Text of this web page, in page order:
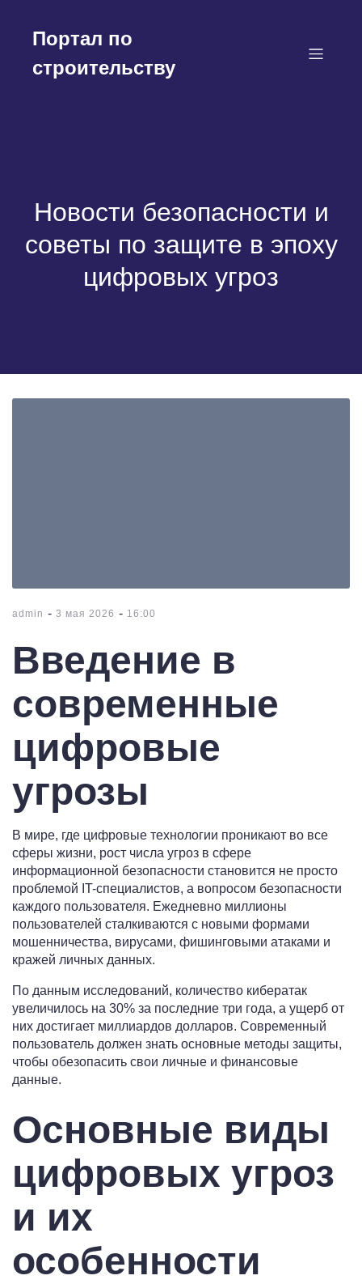
содержимому
Портал по
строительству
Новости безопасности и
советы по защите в эпоху
цифровых угроз
admin - 3 мая 2026 - 16:00
Введение в
современные
цифровые
угрозы
В мире, где цифровые технологии проникают во все
сферы жизни, рост числа угроз в сфере
информационной безопасности становится не просто
проблемой IT-специалистов, а вопросом безопасности
каждого пользователя. Ежедневно миллионы
пользователей сталкиваются с новыми формами
мошенничества, вирусами, фишинговыми атаками и
кражей личных данных.
По данным исследований, количество кибератак
увеличилось на 30% за последние три года, а ущерб от
них достигает миллиардов долларов. Современный
пользователь должен знать основные методы защиты,
чтобы обезопасить свои личные и финансовые
данные.
Основные виды
цифровых угроз
и их
особенности